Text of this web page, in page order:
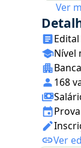
Ver
Nível
168
Ver